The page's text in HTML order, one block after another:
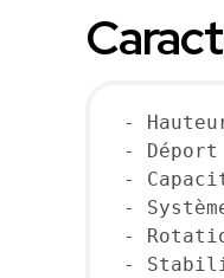
-
- Déport
-
-
-
-